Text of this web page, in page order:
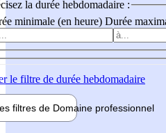
la durée hebdomadaire :
minimale (en heure) Durée
le filtre de durée hebdomadaire
filtres de Domaine professionnel